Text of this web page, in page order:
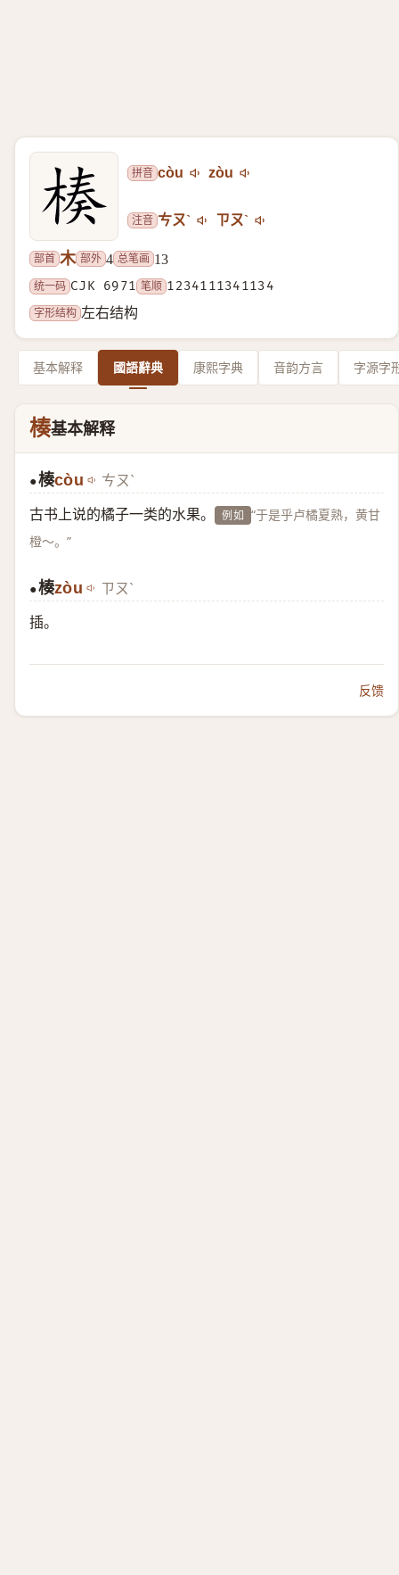
拼音 còu zòu
注音 ㄘㄡˋ ㄗㄡˋ
部首 木 部外 4 总笔画 13
统一码 CJK 6971 笔顺 1234111341134
字形结构 左右结构
基本解释 國語辭典 康熙字典 音韵方言 字源字
楱基本解释
●楱còu ㄘㄡˋ
古书上说的橘子一类的水果。 例如 “于是乎卢橘夏熟，黄甘
橙～。”
●楱zòu ㄗㄡˋ
插。
反馈